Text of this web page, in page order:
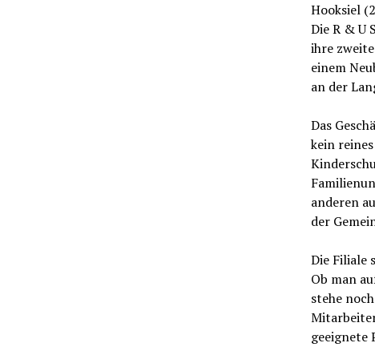
Hooksiel
Die R & U
ihre
einem
an der
Das
kein
anderen
der
Die Filiale
Ob man
stehe
geeignete